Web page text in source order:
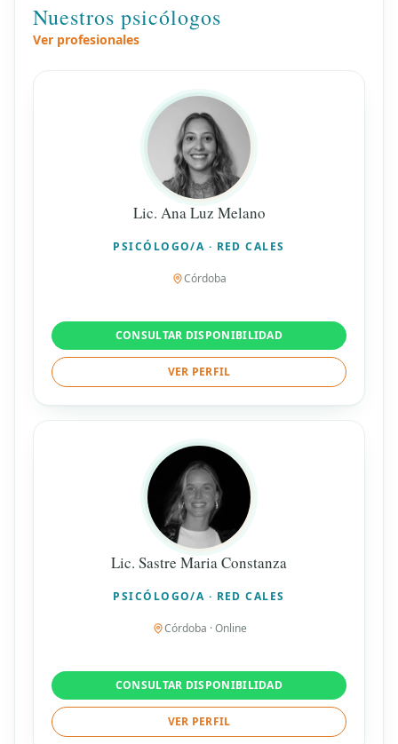
Nuestros psicólogos
Ver profesionales
Lic. Ana Luz Melano
PSICÓLOGO/A · RED CALES
Córdoba
CONSULTAR DISPONIBILIDAD
VER PERFIL
Lic. Sastre Maria Constanza
PSICÓLOGO/A · RED CALES
Córdoba · Online
CONSULTAR DISPONIBILIDAD
VER PERFIL